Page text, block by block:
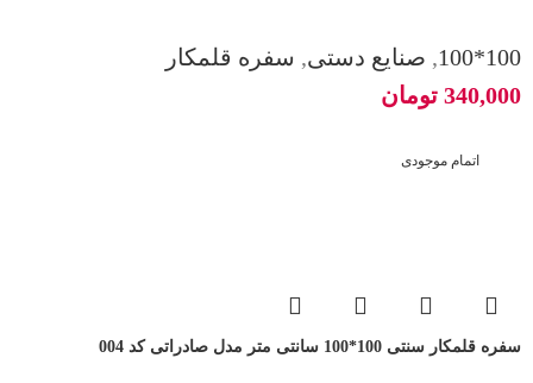
100*100
, صنایع دستی, سفره قلمکار
340,000 تومان
اتمام موجودی
سفره قلمکار سنتی 100*100 سانتی متر مدل صادراتی کد 004